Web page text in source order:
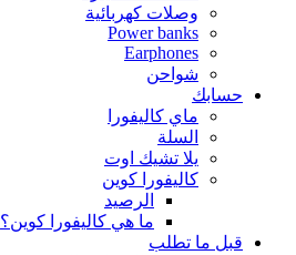
وصلات كهربائية
Power banks
Earphones
شواحن
حسابك
ماي كاليفورا
السلة
يلا تشيك اوت
كاليفورا كوين
الرصيد
ما هي كاليفورا كوين؟
قبل ما تطلب